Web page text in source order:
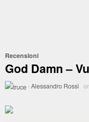
Recensioni
God Damn –
·Alessandro Rossi